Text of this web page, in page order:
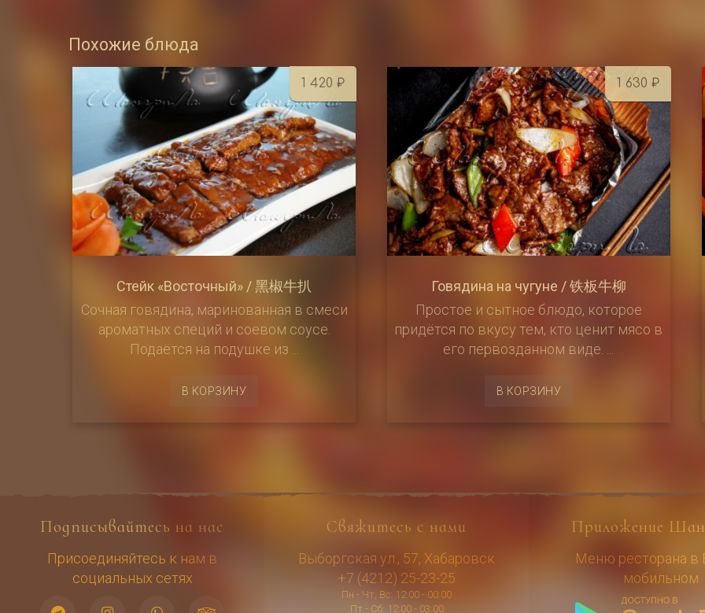
Похожие блюда
Стейк «Восточный» / 黑椒牛扒
1 420 ₽
Сочная говядина, маринованная в смеси
ароматных специй и соевом соусе.
Подаётся на подушке из ...
В КОРЗИНУ
Говядина на чугуне / 铁板牛柳
1 630 ₽
Простое и сытное блюдо, которое
придётся по вкусу тем, кто ценит мясо в
его первозданном виде. ...
В КОРЗИНУ
Подписывайтесь на нас
Присоединяйтесь к нам в
социальных сетях
Свяжитесь с нами
Выборгская ул., 57, Хабаровск
+7 (4212) 25-23-25
Пн - Чт, Вс: 12:00 - 00:00
Пт - Сб: 12:00 - 03:00
Приложение
Меню ресторана в
мобильном